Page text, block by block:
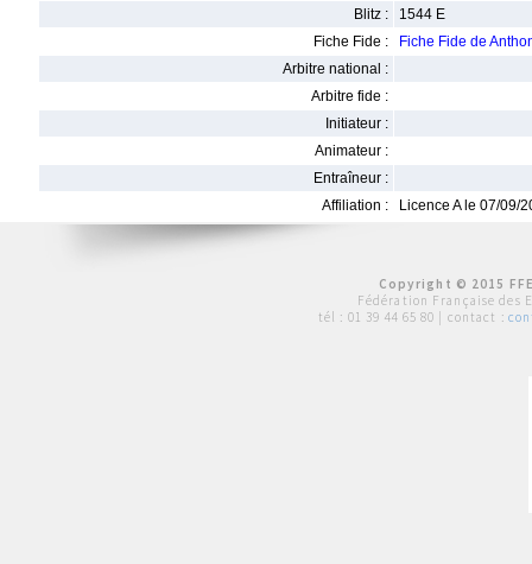
Blitz :
1544 E
Fiche Fide :
Fiche Fide de
Arbitre national :
Arbitre fide :
Initiateur :
Animateur :
Entraîneur :
Affiliation :
Licence A le 07/09/
Copyright © 2015
Fédération Française des
tél : 01 39 44 65 80 | contact :